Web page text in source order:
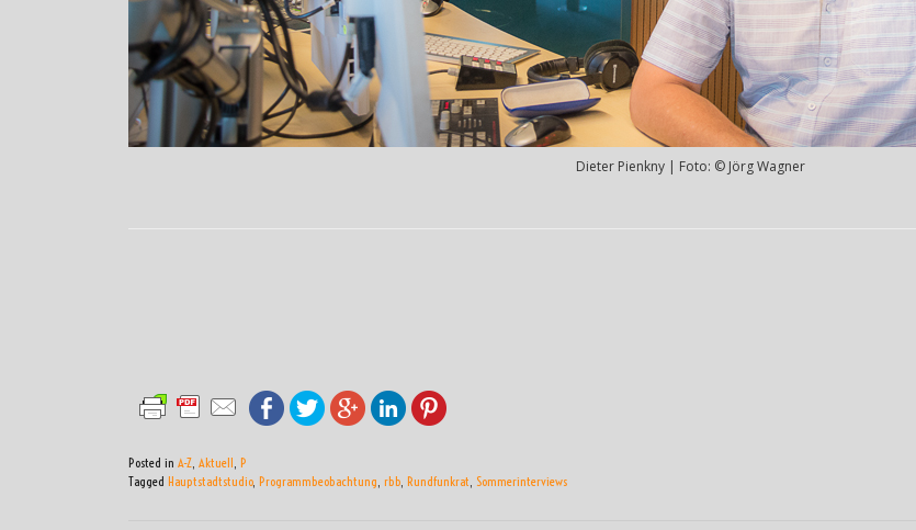
Dieter Pienkny | Foto: © Jörg Wagner
Posted in A-Z, Aktuell, P
Tagged Hauptstadtstudio, Programmbeobachtung, rbb, Rundfunkrat, Sommerinterviews